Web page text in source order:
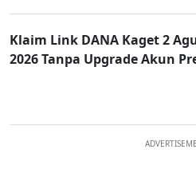
Klaim Link DANA Kaget 2
2026 Tanpa Upgrade Akun